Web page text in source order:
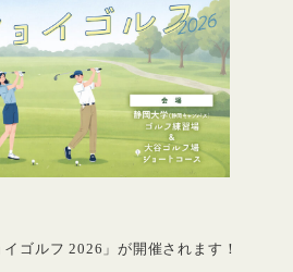
イゴルフ 2026」が開催されます！